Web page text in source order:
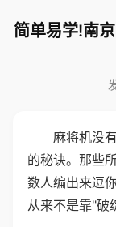
简单易学!南
麻将机没
的秘诀。那些
数人编出来逗
从来不是靠"破